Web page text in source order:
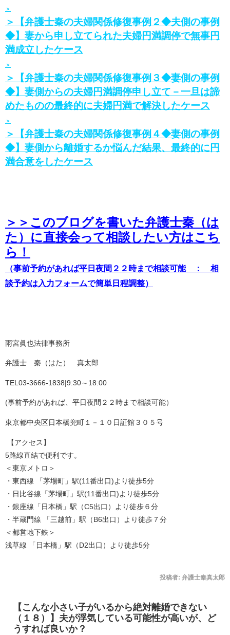
＞
＞【弁護士秦の夫婦関係修復事例２◆夫側の事例
◆】妻から申し立てられた夫婦円満調停で無事円
満成立したケース
＞
＞【弁護士秦の夫婦関係修復事例３◆妻側の事例
◆】妻側からの夫婦円満調停申し立て－一旦は諦
めたものの最終的に夫婦円満で解決したケース
＞
＞【弁護士秦の夫婦関係修復事例４◆妻側の事例
◆】妻側から離婚するか悩んだ結果、最終的に円
満合意をしたケース
＞＞このブログを書いた弁護士秦（は
た）に直接会って相談したい方はこち
ら！
（事前予約があれば平日夜間２２時まで相談可能 ： 相
談予約は入力フォームで簡単日程調整）
雨宮眞也法律事務所
弁護士 秦（はた） 真太郎
TEL03-3666-1838|9:30～18:00
(事前予約があれば、平日夜間２２時まで相談可能）
東京都中央区日本橋兜町１－１０日証館３０５号
【アクセス】
5路線直結で便利です。
＜東京メトロ＞
・東西線 「茅場町」駅(11番出口)より徒歩5分
・日比谷線「茅場町」駅(11番出口)より徒歩5分
・銀座線「日本橋」駅（C5出口）より徒歩６分
・半蔵門線 「三越前」駅（B6出口）より徒歩７分
＜都営地下鉄＞
浅草線 「日本橋」駅（D2出口）より徒歩5分
投稿者: 弁護士秦真太郎
【こんな小さい子がいるから絶対離婚できない
（１８）】夫が浮気している可能性が高いが、ど
うすれば良いか？